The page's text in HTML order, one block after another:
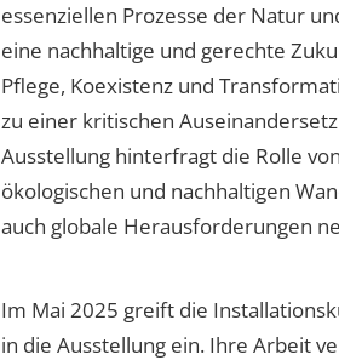
essenziellen Prozesse der Natur
eine nachhaltige und gerechte
Pflege, Koexistenz und
zu einer kritischen
Ausstellung hinterfragt die Rolle
ökologischen und nachhaltigen
auch globale Herausforderungen
Im Mai 2025 greift die
in die Ausstellung ein. Ihre Arbeit